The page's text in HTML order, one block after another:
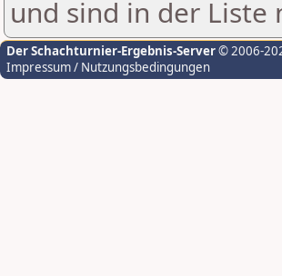
und sind in der
Der Schachturnier-Ergebnis-Server© 2006-
Impressum / Nutzungsbedingungen